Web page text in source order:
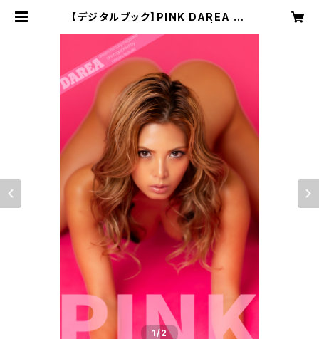
【デジタルブック】PINK DAREA Dr
A STUDIO
1/2